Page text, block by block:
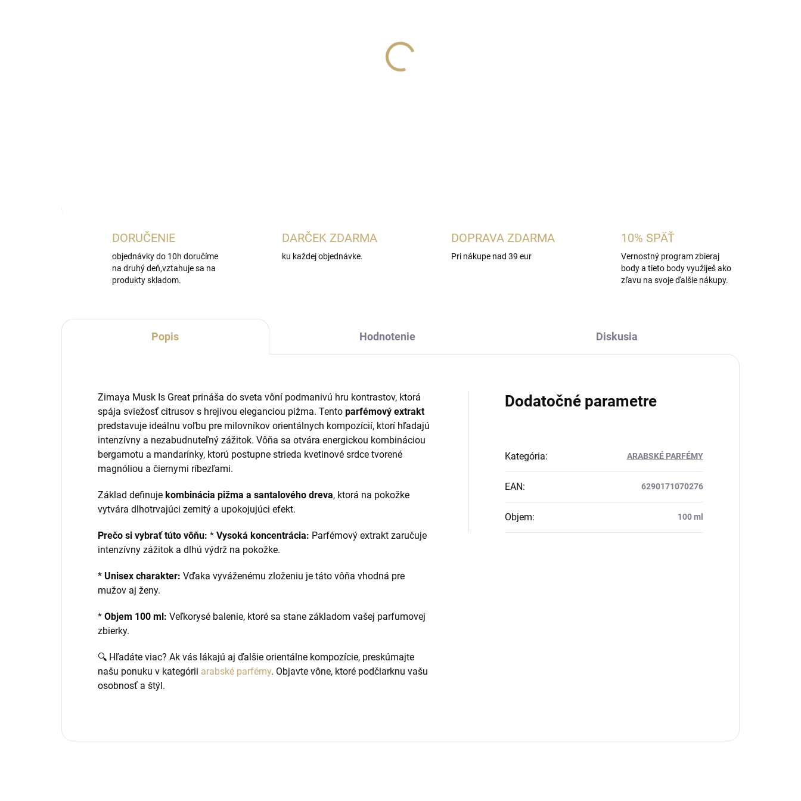
Zimaya Musk Is Great
DORUČENIE
objednávky do 10h doručíme
na druhý deň,vztahuje sa na
produkty skladom.
DARČEK ZDARMA
ku každej objednávke.
DOPRAVA ZDARMA
Pri nákupe nad 39 eur
10% SPÄŤ
Vernostný program zbieraj
body a tieto body využiješ ako
zľavu na svoje ďalšie nákupy.
Popis Hodnotenie Diskusia
Zimaya Musk Is Great prináša do sveta vôní podmanivú hru kontrastov, ktorá
spája sviežosť citrusov s hrejivou eleganciou pižma. Tento parfémový extrakt
predstavuje ideálnu voľbu pre milovníkov orientálnych kompozícií, ktorí hľadajú
intenzívny a nezabudnuteľný zážitok. Vôňa sa otvára energickou kombináciou
bergamotu a mandarínky, ktorú postupne strieda kvetinové srdce tvorené
magnóliou a čiernymi ríbezľami.
Základ definuje kombinácia pižma a santalového dreva, ktorá na pokožke
vytvára dlhotrvajúci zemitý a upokojujúci efekt.
Prečo si vybrať túto vôňu: * Vysoká koncentrácia: Parfémový extrakt zaručuje
intenzívny zážitok a dlhú výdrž na pokožke.
* Unisex charakter: Vďaka vyváženému zloženiu je táto vôňa vhodná pre
mužov aj ženy.
* Objem 100 ml: Veľkorysé balenie, ktoré sa stane základom vašej parfumovej
zbierky.
🔍 Hľadáte viac? Ak vás lákajú aj ďalšie orientálne kompozície, preskúmajte
našu ponuku v kategórii arabské parfémy. Objavte vône, ktoré podčiarknu vašu
osobnosť a štýl.
Dodatočné parametre
Kategória: ARABSKÉ PARFÉMY
EAN: 6290171070276
Objem: 100 ml